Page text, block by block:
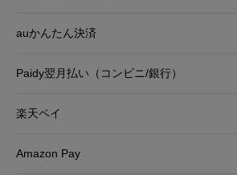
auかんたん決済
Paidy翌月払い（コンビニ/銀行）
楽天ペイ
Amazon Pay